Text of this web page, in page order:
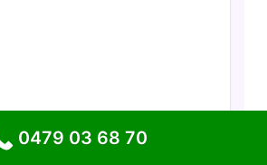
0479 03 68 70